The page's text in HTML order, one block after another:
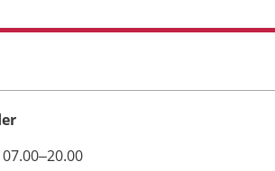
07.00–20.00